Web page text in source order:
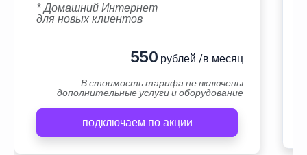
* Домашний Интернет
для новых клиентов
550 рублей /в месяц
В стоимость тарифа не включены
дополнительные услуги и оборудование
подключаем по акции